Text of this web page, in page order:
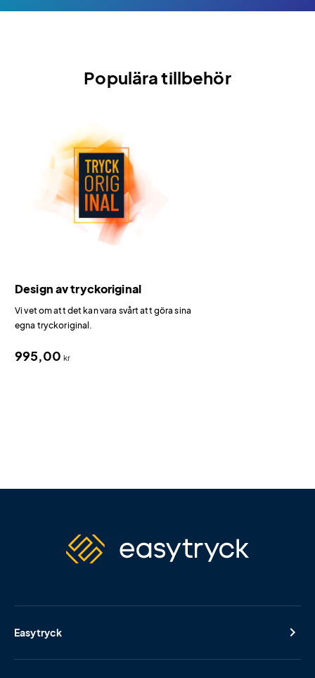
Populära tillbehör
Design av tryckoriginal
Vi vet om att det kan vara svårt att göra sina
egna tryckoriginal.
995,00 kr
Easytryck